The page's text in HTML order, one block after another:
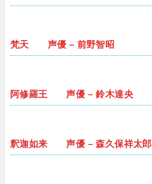
梵天 声優 – 前野智昭
阿修羅王 声優 – 鈴木達央
釈迦如来 声優 – 森久保祥太郎